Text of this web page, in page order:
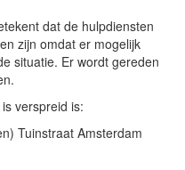
dat de hulpdiensten
zijn omdat er mogelijk
situatie. Er wordt gereden
verspreid is:
Tuinstraat Amsterdam